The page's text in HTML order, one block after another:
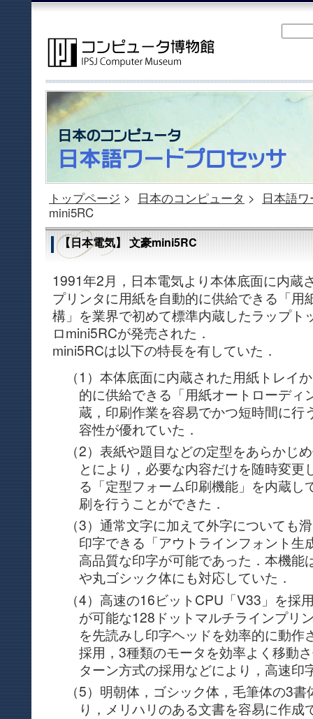
トップページ > 日本のコンピュータ > 日本語
mini5RC
【日本電気】 文豪mini5RC
1991年2月，日本電気より本体底面に内蔵
プリンタに用紙を自動的に供給できる「用
構」を業界で初めて標準内蔵したラップト
ロmini5RCが発売された．
mini5RCは以下の特長を有していた．
（1）本体底面に内蔵された用紙トレイ
的に供給できる「用紙オートローディ
蔵，印刷作業を容易でかつ短時間に行
容性が優れていた．
（2）表紙や題目などの定型をあらかじ
とにより，必要な内容だけを随時変更
る「定型フォーム印刷機能」を内蔵し
刷を行うことができた．
（3）通常文字に加えて外字についても
印字できる「アウトラインフォント生
高品質な印字が可能であった．本機能
や丸ゴシック体にも対応していた．
（4）高速の16ビットCPU「V33」を採
が可能な128ドットマルチラインプリ
を先読みし印字ヘッドを効率的に動作
採用，3種類のモータを効率よく移動
ターン方式の採用などにより，高速印
（5）明朝体，ゴシック体，毛筆体の3
り，メリハリのある文書を容易に作成